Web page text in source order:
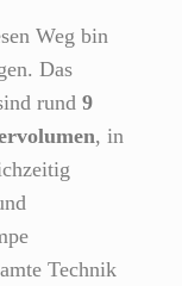
Weg bin
Das
rund 9
, in
Technik